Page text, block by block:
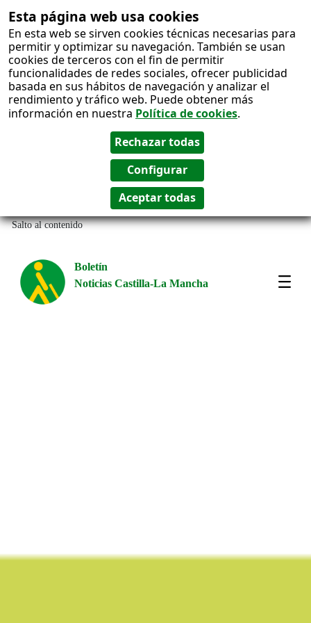
Esta página web usa cookies
En esta web se sirven cookies técnicas necesarias para
permitir y optimizar su navegación. También se usan
cookies de terceros con el fin de permitir
funcionalidades de redes sociales, ofrecer publicidad
basada en sus hábitos de navegación y analizar el
rendimiento y tráfico web. Puede obtener más
información en nuestra Política de cookies.
Salto al contenido
Boletín
Noticias Castilla-La Mancha